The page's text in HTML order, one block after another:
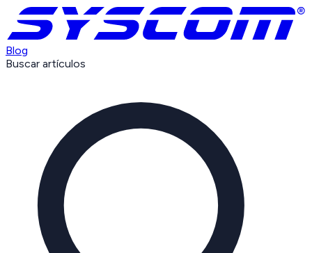
Blog
Buscar artículos